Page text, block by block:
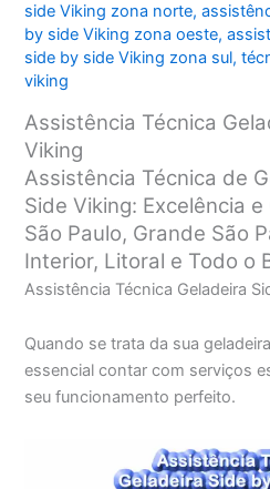
side Viking zona norte,
by side Viking zona oeste,
side by side Viking zona sul,
viking
Assistência Técnica
Viking
Assistência Técnica de
Side Viking: Excelência
São Paulo, Grande São
Interior, Litoral e Todo o
Assistência Técnica Geladeira
Quando se trata da sua
essencial contar com serviços
seu funcionamento perfeito.